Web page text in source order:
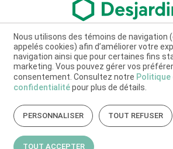
Nous utilisons des témoins de navigation
appelés cookies) afin d’améliorer votre
navigation ainsi que pour certaines fins
marketing. Vous pouvez gérer vos
consentement. Consultez notre Politique
confidentialitépour plus de détails.
PERSONNALISER TOUT REFUSER
TOUT ACCEPTER